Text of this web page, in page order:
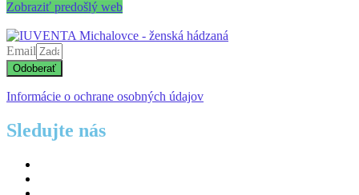
Zobraziť predošlý web
Email
Odoberať
Informácie o ochrane osobných údajov
Sledujte nás